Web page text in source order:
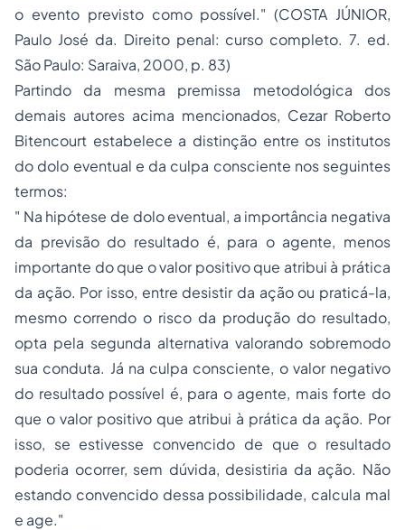
o evento previsto como possível." (COSTA JÚNIOR,
Paulo José da. Direito penal: curso completo. 7. ed.
São Paulo: Saraiva, 2000, p. 83)
Partindo da mesma premissa metodológica dos
demais autores acima mencionados, Cezar Roberto
Bitencourt estabelece a distinção entre os institutos
do dolo eventual e da culpa consciente nos seguintes
termos:
" Na hipótese de dolo eventual, a importância negativa
da previsão do resultado é, para o agente, menos
importante do que o valor positivo que atribui à prática
da ação. Por isso, entre desistir da ação ou praticá-la,
mesmo correndo o risco da produção do resultado,
opta pela segunda alternativa valorando sobremodo
sua conduta. Já na culpa consciente, o valor negativo
do resultado possível é, para o agente, mais forte do
que o valor positivo que atribui à prática da ação. Por
isso, se estivesse convencido de que o resultado
poderia ocorrer, sem dúvida, desistiria da ação. Não
estando convencido dessa possibilidade, calcula mal
e age."